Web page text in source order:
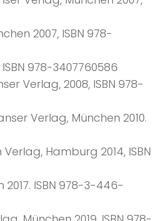
2007, ISBN 978-
978-3407760586
Verlag, 2008, ISBN 978-
Verlag, München 2010.
Verlag, Hamburg 2014, ISBN
ISBN 978-3-446-